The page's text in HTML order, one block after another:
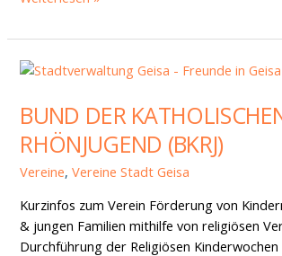
BUND DER
RHÖNJUGEND (BKRJ)
Vereine,Vereine Stadt Geisa
Kurzinfos zum Verein Förderung von
& jungen Familien mithilfe von religiösen
Durchführung der Religiösen Kinderwochen
Bund
katholischen
Rhönjugend
(BKRJ)